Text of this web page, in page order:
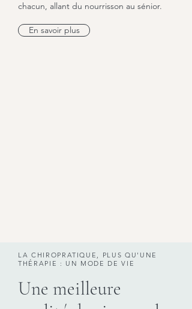
chacun, allant du nourrisson au sénior.
En savoir plus
LA CHIROPRATIQUE, PLUS QU'UNE
THÉRAPIE : UN MODE DE VIE
Une meilleure